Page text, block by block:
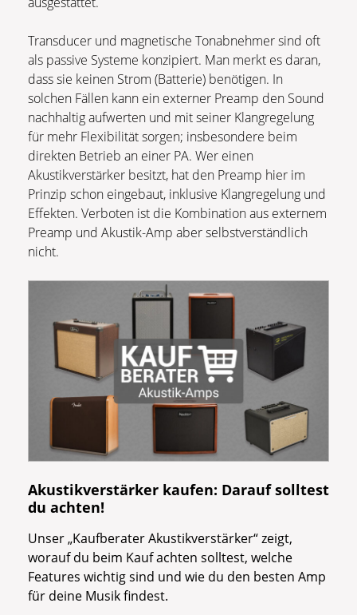
Transducer und magnetische Tonabnehmer sind oft
als passive Systeme konzipiert. Man merkt es daran,
dass sie keinen Strom (Batterie) benötigen. In
solchen Fällen kann ein externer Preamp den Sound
nachhaltig aufwerten und mit seiner Klangregelung
für mehr Flexibilität sorgen; insbesondere beim
direkten Betrieb an einer PA. Wer einen
Akustikverstärker besitzt, hat den Preamp hier im
Prinzip schon eingebaut, inklusive Klangregelung und
Effekten. Verboten ist die Kombination aus externem
Preamp und Akustik-Amp aber selbstverständlich
nicht.
Akustikverstärker kaufen: Darauf solltest
du achten!
Unser „Kaufberater Akustikverstärker“ zeigt,
worauf du beim Kauf achten solltest, welche
Features wichtig sind und wie du den besten Amp
für deine Musik findest.